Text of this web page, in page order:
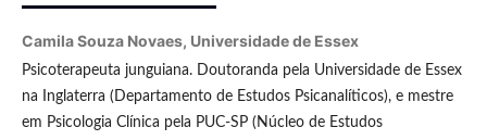
Camila Souza Novaes, Universidade de Essex
Psicoterapeuta junguiana. Doutoranda pela Universidade de Essex
na Inglaterra (Departamento de Estudos Psicanalíticos), e mestre
em Psicologia Clínica pela PUC-SP (Núcleo de Estudos